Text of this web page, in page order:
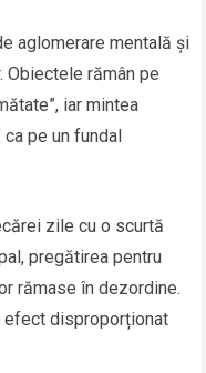
aglomerare mentală și
rămân pe
iar mintea
pe un fundal
zile cu o scurtă
pregătirea pentru
rămase în dezordine.
efect disproporționat